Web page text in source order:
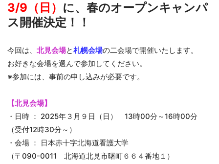
3/9（日） に、春のオープンキャンパ
ス開催決定！！
今回は、 北見会場と札幌会場の二会場で開催いたします。
お好きな会場を選んで参加してください。
※参加には、事前の申し込みが必要です。
【北見会場】
・日時 ： 2025年３月９日（日） 13時00分～16時00分
（受付12時30分～）
・会場 ： 日本赤十字北海道看護大学
（〒090-0011 北海道北見市曙町６６４番地１）